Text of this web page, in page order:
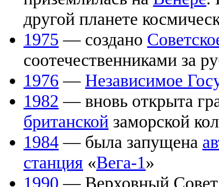
другой планете
1975 — создано
соотечественниками за
1976 — Независимое
1982 — вновь открыта
британской заморской
1984 — была запущена
станция «Вега-1»
1990 — Верховный Совет